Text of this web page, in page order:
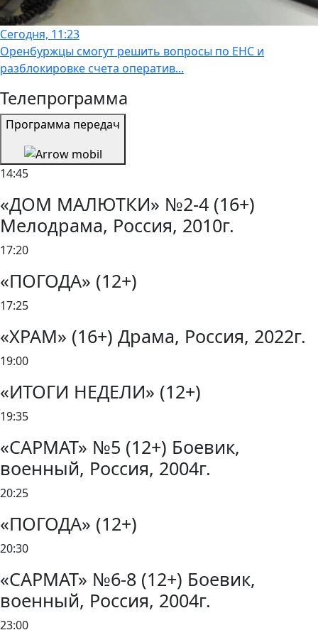
Сегодня, 11:23
Оренбуржцы смогут решить вопросы по ЕНС и
разблокировке счета оператив...
Телепрограмма
Программа передач
14:45
«ДОМ МАЛЮТКИ» №2-4 (16+)
Мелодрама, Россия, 2010г.
17:20
«ПОГОДА» (12+)
17:25
«ХРАМ» (16+) Драма, Россия, 2022г.
19:00
«ИТОГИ НЕДЕЛИ» (12+)
19:35
«САРМАТ» №5 (12+) Боевик,
военный, Россия, 2004г.
20:25
«ПОГОДА» (12+)
20:30
«САРМАТ» №6-8 (12+) Боевик,
военный, Россия, 2004г.
23:00